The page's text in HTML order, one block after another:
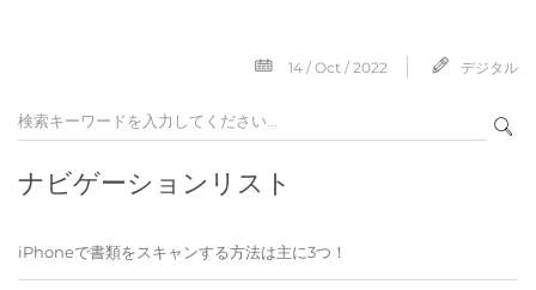
14 / Oct / 2022 デジタル
ナビゲーションリスト
iPhoneで書類をスキャンする方法は主に3つ！